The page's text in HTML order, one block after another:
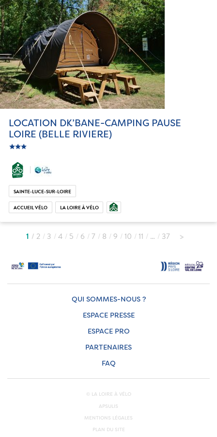
LOCATION DK’BANE-CAMPING PAUSE
LOIRE (BELLE RIVIERE)
ic_star
SAINTE-LUCE-SUR-LOIRE
ACCUEIL VÉLO LA LOIRE À VÉLO
1 2 3 4 5 6 7 8 9 10 11 … 37
QUI SOMMES-NOUS ?
ESPACE PRESSE
ESPACE PRO
PARTENAIRES
FAQ
© LA LOIRE À VÉLO
APSULIS
MENTIONS LÉGALES
PLAN DU SITE